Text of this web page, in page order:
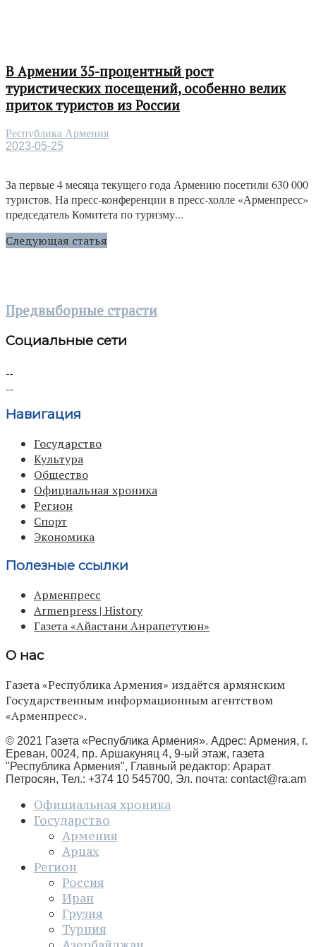
В Армении 35-процентный рост
туристических посещений, особенно велик
приток туристов из России
Республика Армения
2023-05-25
За первые 4 месяца текущего года Армению посетили 630 000
туристов. На пресс-конференции в пресс-холле «Арменпресс»
председатель Комитета по туризму...
Следующая статья
Предвыборные страсти
Социальные сети
Навигация
Государство
Культура
Общество
Официальная хроника
Регион
Спорт
Экономика
Полезные ссылки
Арменпресс
Armenpress | History
Газета «Айастани Анрапетутюн»
О нас
Газета «Республика Армения» издаётся армянским
Государственным информационным агентством
«Арменпресс».
© 2021 Газета «Республика Армения». Адрес: Армения, г.
Ереван, 0024, пр. Аршакуняц 4, 9-ый этаж, газета
"Республика Армения", Главный редактор: Арарат
Петросян, Тел.: +374 10 545700, Эл. почта: contact@ra.am
Официальная хроника
Государство
Армения
Арцах
Регион
Россия
Иран
Грузия
Турция